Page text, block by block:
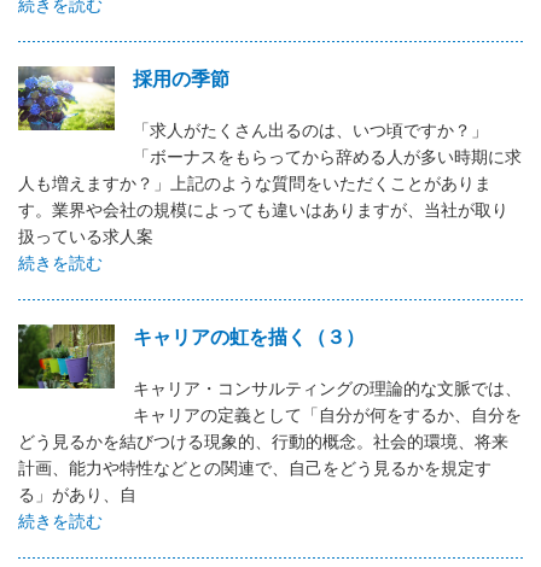
採用の季節
「求人がたくさん出るのは、いつ頃ですか？」
「ボーナスをもらってから辞める人が多い時期に求
人も増えますか？」上記のような質問をいただくことがありま
す。業界や会社の規模によっても違いはありますが、当社が取り
扱っている求人案
続きを読む
キャリアの虹を描く（３）
キャリア・コンサルティングの理論的な文脈では、
キャリアの定義として「自分が何をするか、自分を
どう見るかを結びつける現象的、行動的概念。社会的環境、将来
計画、能力や特性などとの関連で、自己をどう見るかを規定す
る」があり、自
続きを読む